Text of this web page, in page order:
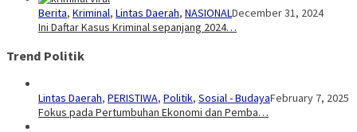
Berita, Kriminal, Lintas Daerah, NASIONALDecember 31, 2024
Ini Daftar Kasus Kriminal sepanjang 2024…
Trend Politik
Lintas Daerah, PERISTIWA, Politik, Sosial - BudayaFebruary 7, 2025
Fokus pada Pertumbuhan Ekonomi dan Pemba…